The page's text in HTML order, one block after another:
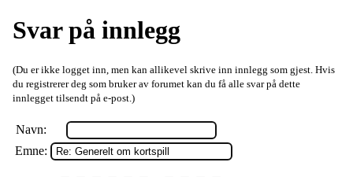
Svar på innlegg
(Du er ikke logget inn, men kan allikevel skrive inn innlegg som gjest. Hvis
du registrerer deg som bruker av forumet kan du få alle svar på dette
innlegget tilsendt på e-post.)
Navn:
Emne: